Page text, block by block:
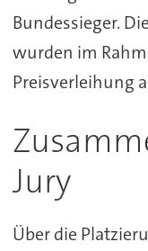
Bundessieger.
wurden im
Preisverleihung
Jury
Über die